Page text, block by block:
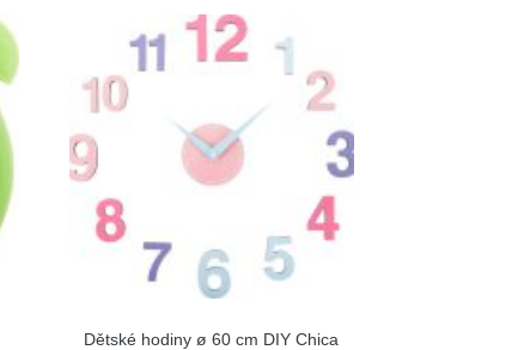
Dětské hodiny ø 60 cm DIY Chica